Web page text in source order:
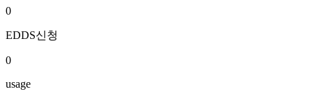
0
EDDS신청
0
usage